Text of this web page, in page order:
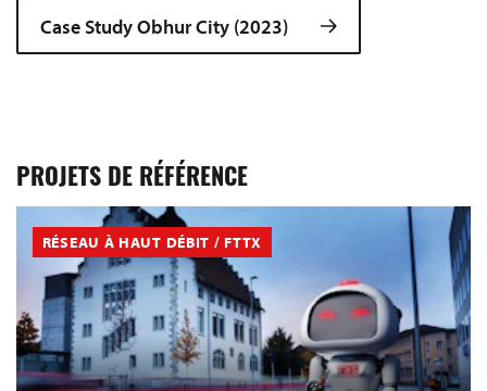
Case Study Obhur City (2023)
PROJETS DE RÉFÉRENCE
RÉSEAU À HAUT DÉBIT / FTTX